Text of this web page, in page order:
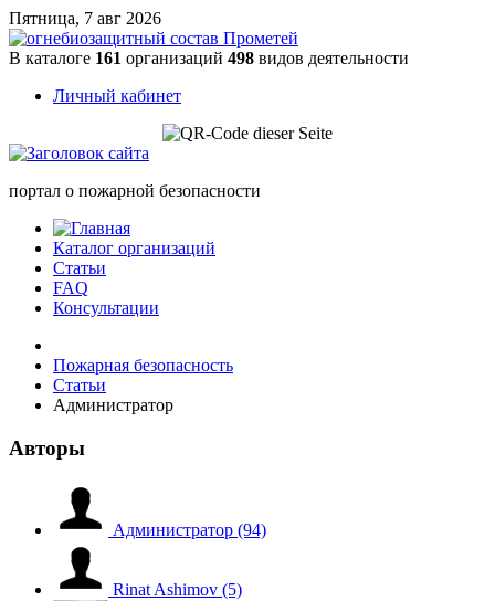
Пятница, 7 авг 2026
В каталоге 161 организаций 498 видов деятельности
Личный кабинет
портал о пожарной безопасности
Каталог организаций
Статьи
FAQ
Консультации
Пожарная безопасность
Статьи
Администратор
Авторы
Администратор (94)
Rinat Ashimov (5)